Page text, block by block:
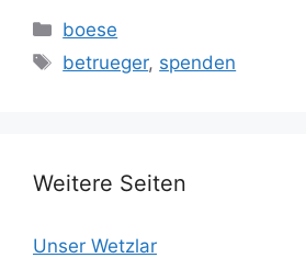
Kategorien
boese
Schlagwörter
betrueger, spenden
Weitere Seiten
Unser Wetzlar